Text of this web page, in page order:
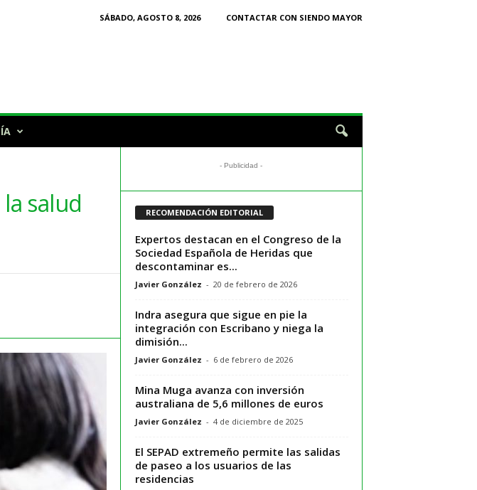
SÁBADO, AGOSTO 8, 2026
CONTACTAR CON SIENDO MAYOR
salud
- Publicidad -
RECOMENDACIÓN EDITORIAL
Expertos destacan en el Congreso de la
Sociedad Española de Heridas que
descontaminar es...
Javier González - 20 de febrero de 2026
Indra asegura que sigue en pie la
integración con Escribano y niega la
dimisión...
Javier González - 6 de febrero de 2026
Mina Muga avanza con inversión
australiana de 5,6 millones de euros
Javier González - 4 de diciembre de 2025
El SEPAD extremeño permite las salidas
de paseo a los usuarios de las
residencias